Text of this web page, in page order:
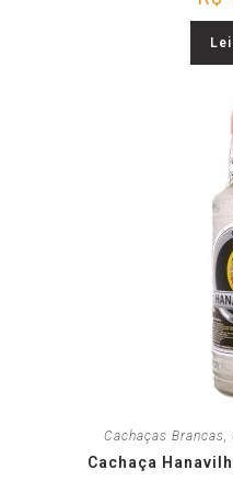
Cachaças Brancas,
Cachaça